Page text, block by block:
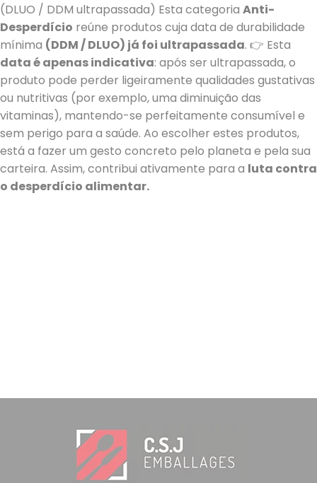
(DLUO / DDM ultrapassada) Esta categoria Anti-
Desperdício reúne produtos cuja data de durabilidade
mínima (DDM / DLUO) já foi ultrapassada. 👉 Esta
data é apenas indicativa: após ser ultrapassada, o
produto pode perder ligeiramente qualidades gustativas
ou nutritivas (por exemplo, uma diminuição das
vitaminas), mantendo-se perfeitamente consumível e
sem perigo para a saúde. Ao escolher estes produtos,
está a fazer um gesto concreto pelo planeta e pela sua
carteira. Assim, contribui ativamente para a luta contra
o desperdício alimentar.